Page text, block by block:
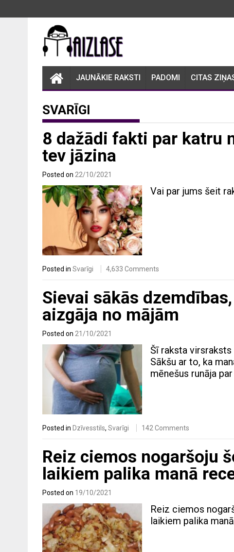
JAUNĀKIE RAKSTI PADOMI CITAS
SVARĪGI
8 dažādi fakti par katru
tev jāzina
Posted on 22/10/2021
Vai par jums šeit
Posted in Svarīgi 4,633 Comments
Sievai sākās
aizgāja no mājām
Posted on 21/10/2021
Šī raksta
Sākšu ar to, ka
mēnešus runāja
Posted in Dzīvesstils, Svarīgi 142 Comments
Reiz ciemos nogaršoju
laikiem palika manā
Posted on 19/10/2021
Reiz ciemos
laikiem palika